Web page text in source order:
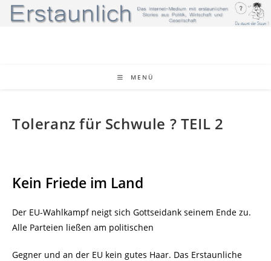
Zum
Inhalt
MENÜ
Toleranz für Schwule ? TEIL 2
Kein Friede im Land
Der EU-Wahlkampf neigt sich Gottseidank seinem Ende zu.
Alle Parteien ließen am politischen
Gegner und an der EU kein gutes Haar. Das Erstaunliche